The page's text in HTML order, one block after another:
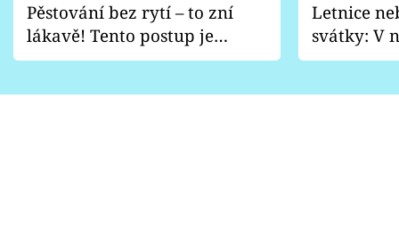
Pěstování bez rytí – to zní
lákavě! Tento postup je
vhodný jen pro některé
Letnice
svátky: V
pondělí